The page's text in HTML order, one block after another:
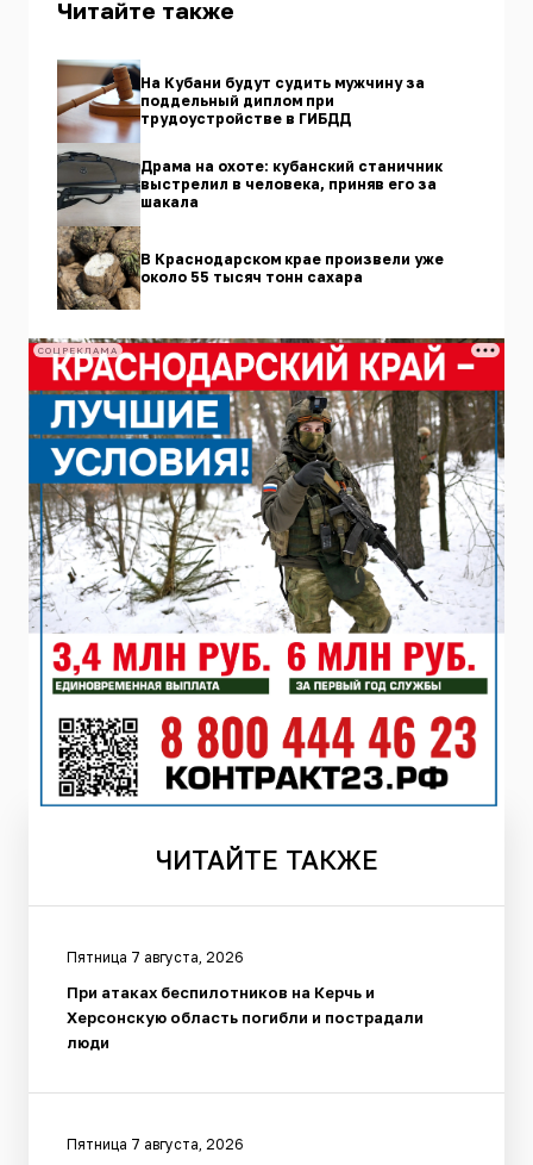
Читайте также
На Кубани будут судить мужчину за
поддельный диплом при
трудоустройстве в ГИБДД
Драма на охоте: кубанский станичник
выстрелил в человека, приняв его за
шакала
В Краснодарском крае произвели уже
около 55 тысяч тонн сахара
СОЦРЕКЛАМА
ЧИТАЙТЕ ТАКЖЕ
Пятница 7 августа, 2026
При атаках беспилотников на Керчь и
Херсонскую область погибли и пострадали
люди
Пятница 7 августа, 2026